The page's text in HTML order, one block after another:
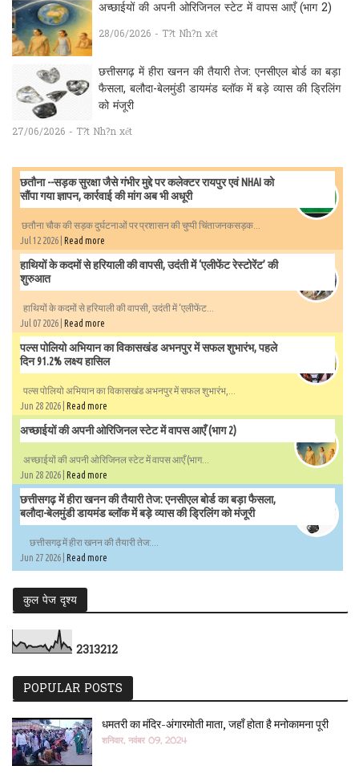
अच्छाईयों की अपनी ओरिजिनल स्टेट में वापस आएँ (भाग 2)
28/06/2026 - T?t Nh?n xét
छत्तीसगढ़ में हीरा खनन की तैयारी तेज: एनसीएल बोर्ड का बड़ा
फैसला, बलौदा-बेलमुंडी डायमंड ब्लॉक में बड़े व्यास की ड्रिलिंग
को मंजूरी
27/06/2026 - T?t Nh?n xét
छतौना --सड़क सुरक्षा जैसे गंभीर मुद्दे पर कलेक्टर रायपुर एवं NHAI को
सौंपा गया ज्ञापन, कार्रवाई की मांग अब भी अधूरी
छतौना चौक की सड़क दुर्घटनाओं पर प्रशासन की चुप्पी चिंताजनकसड़क...
Jul 12 2026 | Read more
हाथियों के कदमों से हरियाली की वापसी, उदंती में ‘एलीफेंट रेस्टोरेंट’ की
शुरुआत
हाथियों के कदमों से हरियाली की वापसी, उदंती में ‘एलीफेंट...
Jul 07 2026 | Read more
पल्स पोलियो अभियान का विकासखंड अभनपुर में सफल शुभारंभ, पहले
दिन 91.2% लक्ष्य हासिल
पल्स पोलियो अभियान का विकासखंड अभनपुर में सफल शुभारंभ,...
Jun 28 2026 | Read more
अच्छाईयों की अपनी ओरिजिनल स्टेट में वापस आएँ (भाग 2)
अच्छाईयों की अपनी ओरिजिनल स्टेट में वापस आएँ (भाग...
Jun 28 2026 | Read more
छत्तीसगढ़ में हीरा खनन की तैयारी तेज: एनसीएल बोर्ड का बड़ा फैसला,
बलौदा-बेलमुंडी डायमंड ब्लॉक में बड़े व्यास की ड्रिलिंग को मंजूरी
छत्तीसगढ़ में हीरा खनन की तैयारी तेज:...
Jun 27 2026 | Read more
कुल पेज दृश्य
2313212
POPULAR POSTS
धमतरी का मंदिर-अंगारमोती माता, जहाँ होता है मनोकामना पूरी
शनिवार, नवंबर 09, 2024